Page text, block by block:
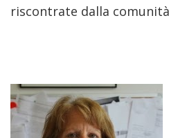
riscontrate dalla